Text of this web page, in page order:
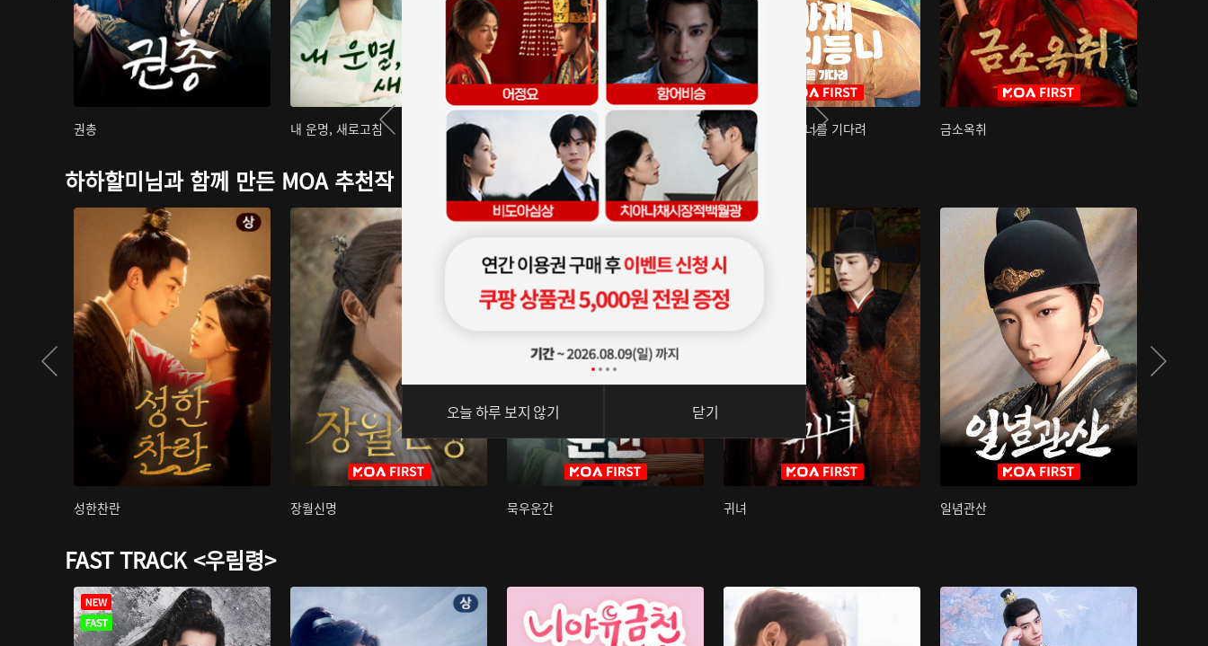
권총 내 운명, 새로고침 아재저리등니 : 너를 기다려 금소옥취
하하할미님과 함께 만든 MOA 추천작
성한찬란 장월신명 묵우운간 귀녀 일념관산
FAST TRACK <우림령>
오늘 하루 보지 않기 닫기